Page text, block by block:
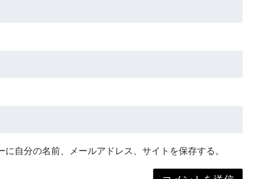
自分の名前、メールアドレス、サイトを保存する。